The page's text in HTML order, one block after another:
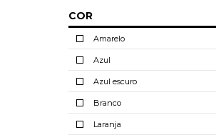
COR
Amarelo
Azul
Azul escuro
Branco
Laranja